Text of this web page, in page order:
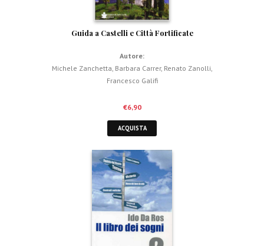
Guida a Castelli e Città Fortificate
Autore:
Michele Zanchetta Barbara Carrer, Renato Zanolli
Francesco Galifi
€6,90
ACQUISTA